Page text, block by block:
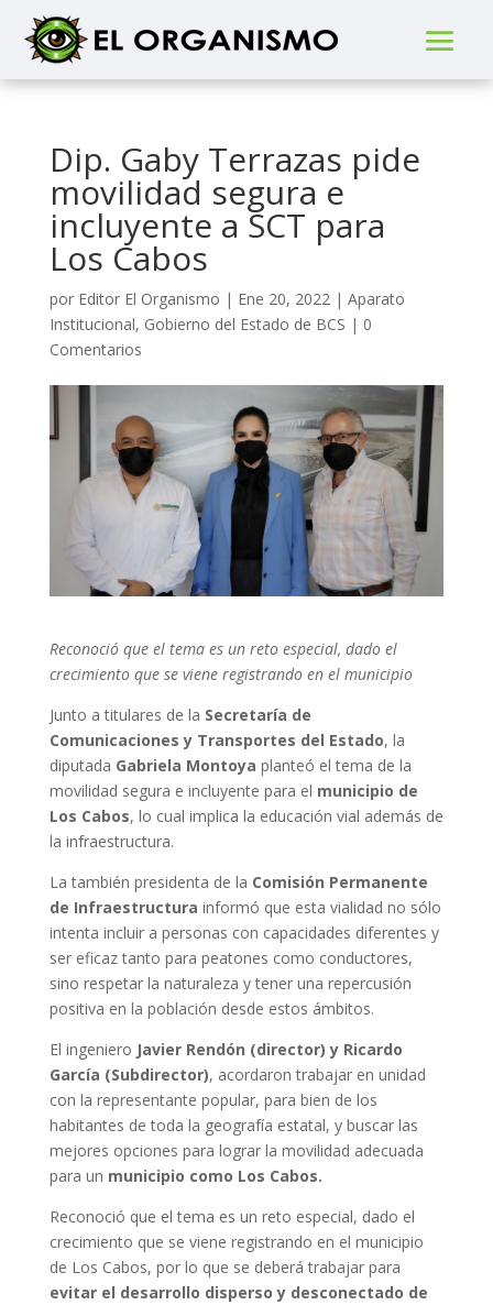
Dip. Gaby Terrazas pide
movilidad segura e
incluyente a SCT para
Los Cabos
por Editor El Organismo | Ene 20, 2022| Aparato
Institucional, Gobierno del Estado de BCS | 0
Comentarios
Reconoció que el tema es un reto especial, dado el
crecimiento que se viene registrando en el municipio
Junto a titulares de la Secretaría de
Comunicaciones y Transportes del Estado, la
diputada Gabriela Montoya planteó el tema de la
movilidad segura e incluyente para el municipio de
Los Cabos, lo cual implica la educación vial además de
la infraestructura.
La también presidenta de la Comisión Permanente
de Infraestructura informó que esta vialidad no sólo
intenta incluir a personas con capacidades diferentes y
ser eficaz tanto para peatones como conductores,
sino respetar la naturaleza y tener una repercusión
positiva en la población desde estos ámbitos.
El ingeniero Javier Rendón (director) y Ricardo
García (Subdirector), acordaron trabajar en unidad
con la representante popular, para bien de los
habitantes de toda la geografía estatal, y buscar las
mejores opciones para lograr la movilidad adecuada
para un municipio como Los Cabos.
Reconoció que el tema es un reto especial, dado el
crecimiento que se viene registrando en el municipio
de Los Cabos, por lo que se deberá trabajar para
evitar el desarrollo disperso y desconectado de